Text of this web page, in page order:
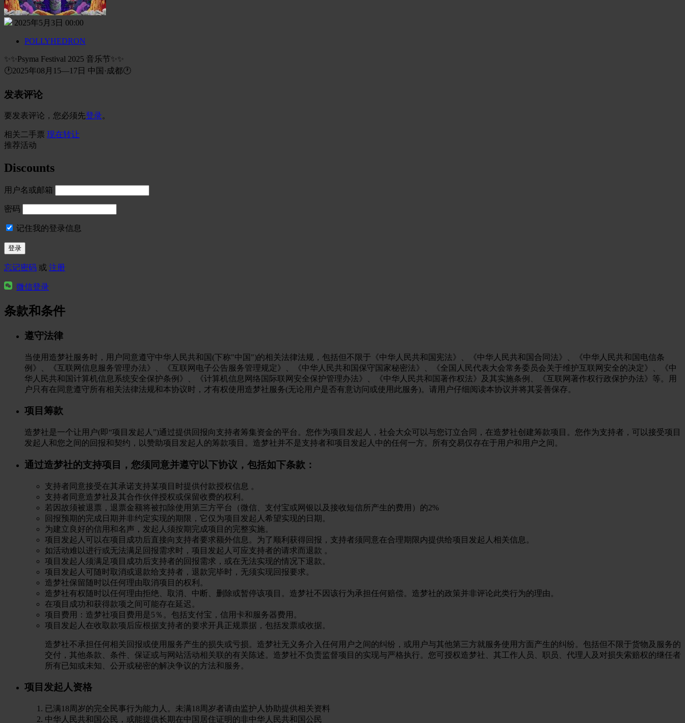
2025年5月3日 00:00
POLLYHEDRON
✨✨Psyma Festival 2025 音乐节✨✨
🕐2025年08月15—17日 中国·成都🕐
发表评论
要发表评论，您必须先登录。
相关二手票 现在转让
推荐活动
Discounts
用户名或邮箱
密码
记住我的登录信息
忘记密码 或 注册
微信登录
条款和条件
遵守法律
当使用造梦社服务时，用户同意遵守中华人民共和国(下称"中国")的相关法律法规，包括但不限于《中华人民共和国宪法》、《中华人民共和国合同法》、《中华人民共和国电信条
例》、《互联网信息服务管理办法》、《互联网电子公告服务管理规定》、《中华人民共和国保守国家秘密法》、《全国人民代表大会常务委员会关于维护互联网安全的决定》、《中
华人民共和国计算机信息系统安全保护条例》、《计算机信息网络国际联网安全保护管理办法》、《中华人民共和国著作权法》及其实施条例、《互联网著作权行政保护办法》等。用
户只有在同意遵守所有相关法律法规和本协议时，才有权使用造梦社服务(无论用户是否有意访问或使用此服务)。请用户仔细阅读本协议并将其妥善保存。
项目筹款
造梦社是一个让用户(即“项目发起人”)通过提供回报向支持者筹集资金的平台。您作为项目发起人，社会大众可以与您订立合同，在造梦社创建筹款项目。您作为支持者，可以接受项目
发起人和您之间的回报和契约，以赞助项目发起人的筹款项目。造梦社并不是支持者和项目发起人中的任何一方。所有交易仅存在于用户和用户之间。
通过造梦社的支持项目，您须同意并遵守以下协议，包括如下条款：
支持者同意接受在其承诺支持某项目时提供付款授权信息 。
支持者同意造梦社及其合作伙伴授权或保留收费的权利。
若因故须被退票，退票金额将被扣除使用第三方平台（微信、支付宝或网银以及接收短信所产生的费用）的2%
回报预期的完成日期并非约定实现的期限，它仅为项目发起人希望实现的日期。
为建立良好的信用和名声，发起人须按期完成项目的完整实施。
项目发起人可以在项目成功后直接向支持者要求额外信息。为了顺利获得回报，支持者须同意在合理期限内提供给项目发起人相关信息。
如活动难以进行或无法满足回报需求时，项目发起人可应支持者的请求而退款 。
项目发起人须满足项目成功后支持者的回报需求，或在无法实现的情况下退款。
项目发起人可随时取消或退款给支持者，退款完毕时，无须实现回报要求。
造梦社保留随时以任何理由取消项目的权利。
造梦社有权随时以任何理由拒绝、取消、中断、删除或暂停该项目。造梦社不因该行为承担任何赔偿。造梦社的政策并非评论此类行为的理由。
在项目成功和获得款项之间可能存在延迟。
项目费用：造梦社项目费用是5％。包括支付宝，信用卡和服务器费用。
项目发起人在收取款项后应根据支持者的要求开具正规票据，包括发票或收据。
造梦社不承担任何相关回报或使用服务产生的损失或亏损。造梦社无义务介入任何用户之间的纠纷，或用户与其他第三方就服务使用方面产生的纠纷。包括但不限于货物及服务的
交付，其他条款、条件、保证或与网站活动相关联的有关陈述。造梦社不负责监督项目的实现与严格执行。您可授权造梦社、其工作人员、职员、代理人及对损失索赔权的继任者
所有已知或未知、公开或秘密的解决争议的方法和服务。
项目发起人资格
已满18周岁的完全民事行为能力人。未满18周岁者请由监护人协助提供相关资料
中华人民共和国公民，或能提供长期在中国居住证明的非中华人民共和国公民